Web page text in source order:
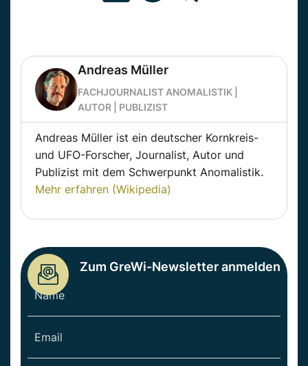
Andreas Müller
FACHJOURNALIST ANOMALISTIK |
AUTOR | PUBLIZIST
Andreas Müller ist ein deutscher Kornkreis-
und UFO-Forscher, Journalist, Autor und
Publizist mit dem Schwerpunkt Anomalistik.
Mehr erfahren (Wikipedia)
Zum GreWi-Newsletter anmelden